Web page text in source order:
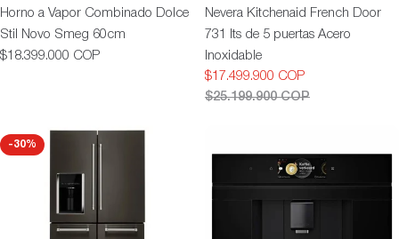
Horno a Vapor Combinado Dolce
Stil Novo Smeg 60cm
Precio
$18.399.000 COP
Nevera Kitchenaid French Door
731 lts de 5 puertas Acero
Inoxidable
Precio
$17.499.900 COP
Precio
$25.199.900 COP
-30%